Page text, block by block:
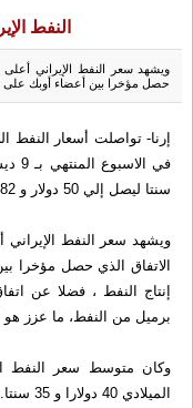
النفط
ويشهد سعر النفط الإيراني أعلى
حصل مؤخرا بين أعضاء أوبك على خفض 1.2 مليون برميل من
سنتا ليصل إلي 50 دولار و 82 سنتا للبرميل.
ويشهد سعر النفط الإيراني
برميل من النفط، ما عزز هو
الميلادي 40 دولارا و 35 سنتا.